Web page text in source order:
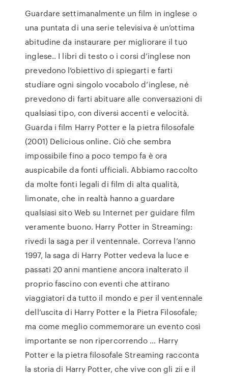
Guardare settimanalmente un film in inglese o
una puntata di una serie televisiva è un’ottima
abitudine da instaurare per migliorare il tuo
inglese.. I libri di testo o i corsi d’inglese non
prevedono l’obiettivo di spiegarti e farti
studiare ogni singolo vocabolo d’inglese, né
prevedono di farti abituare alle conversazioni di
qualsiasi tipo, con diversi accenti e velocità.
Guarda i film Harry Potter e la pietra filosofale
(2001) Delicious online. Ciò che sembra
impossibile fino a poco tempo fa è ora
auspicabile da fonti ufficiali. Abbiamo raccolto
da molte fonti legali di film di alta qualità,
limonate, che in realtà hanno a guardare
qualsiasi sito Web su Internet per guidare film
veramente buono. Harry Potter in Streaming:
rivedi la saga per il ventennale. Correva l’anno
1997, la saga di Harry Potter vedeva la luce e
passati 20 anni mantiene ancora inalterato il
proprio fascino con eventi che attirano
viaggiatori da tutto il mondo e per il ventennale
dell’uscita di Harry Potter e la Pietra Filosofale;
ma come meglio commemorare un evento così
importante se non ripercorrendo … Harry
Potter e la pietra filosofale Streaming racconta
la storia di Harry Potter, che vive con gli zii e il